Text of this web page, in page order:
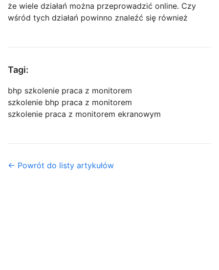
że wiele działań można przeprowadzić online. Czy
wśród tych działań powinno znaleźć się również
Tagi:
bhp szkolenie praca z monitorem
szkolenie bhp praca z monitorem
szkolenie praca z monitorem ekranowym
← Powrót do listy artykułów